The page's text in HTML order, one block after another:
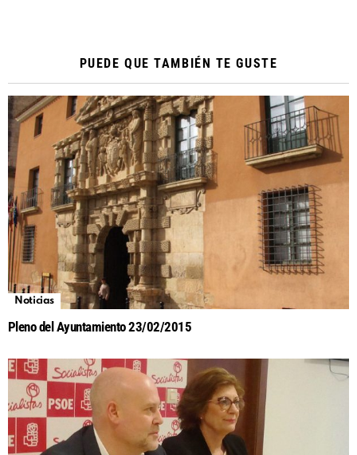
PUEDE QUE TAMBIÉN TE GUSTE
Noticias
Pleno del Ayuntamiento 23/02/2015